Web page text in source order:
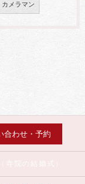
カメラマン
合わせ・予約